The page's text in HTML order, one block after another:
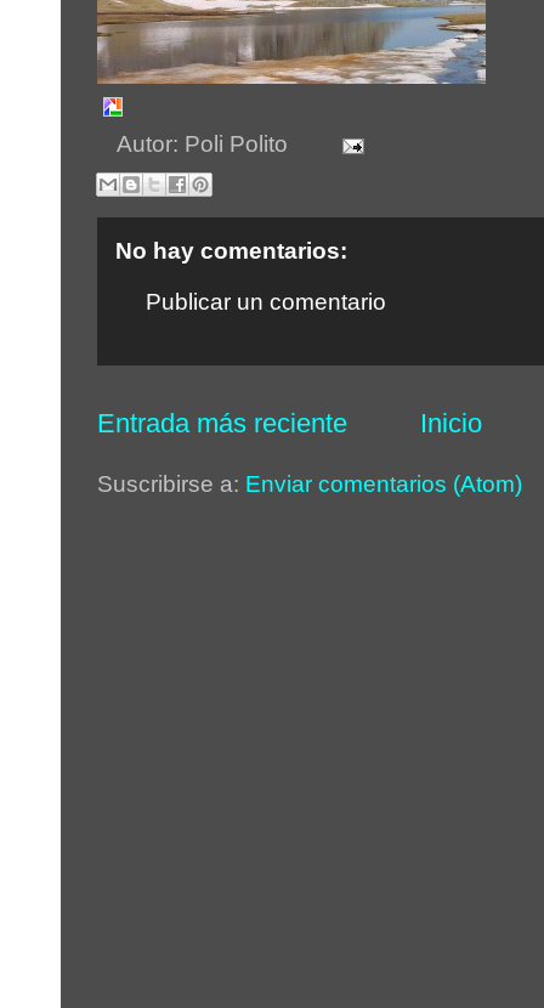
Autor: Poli Polito
No hay comentarios:
Publicar un comentario
Entrada más reciente Inicio
Suscribirse a: Enviar comentarios (Atom)